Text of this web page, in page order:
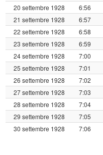
20 settembre 1928
6:56
21 settembre 1928
6:57
22 settembre 1928
6:58
23 settembre 1928
6:59
24 settembre 1928
7:00
25 settembre 1928
7:01
26 settembre 1928
7:02
27 settembre 1928
7:03
28 settembre 1928
7:04
29 settembre 1928
7:05
30 settembre 1928
7:06